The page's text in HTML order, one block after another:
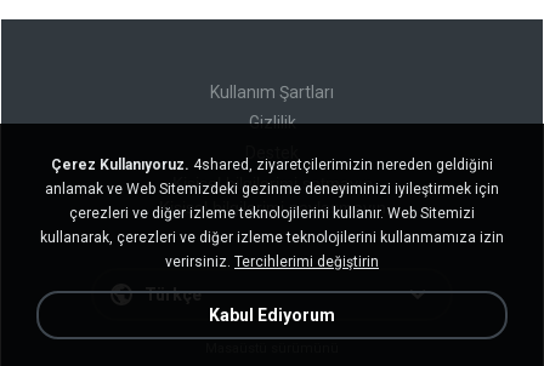
Kullanım Şartları
Gizlilik
Kişisel bilgilerimi satmayın
Kişisel bilgilerimi paylaşmayın
Türkçe
Çerez Kullanıyoruz. 4shared, ziyaretçilerimizin nereden geldiğini
anlamak ve Web Sitemizdeki gezinme deneyiminizi iyileştirmek için
çerezleri ve diğer izleme teknolojilerini kullanır. Web Sitemizi
kullanarak, çerezleri ve diğer izleme teknolojilerini kullanmamıza izin
verirsiniz. Tercihlerimi değiştirin
Kabul Ediyorum